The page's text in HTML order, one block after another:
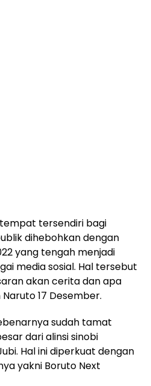
tersendiri bagi
dihebohkan dengan
yang tengah menjadi
media sosial. Hal tersebut
akan cerita dan apa
17 Desember.
sudah tamat
dari alinsi sinobi
Hal ini diperkuat dengan
yakni Boruto Next